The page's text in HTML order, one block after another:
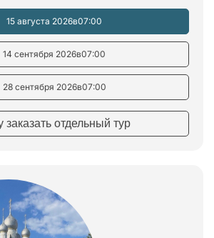
15 августа 2026в07:00
14 сентября 2026в07:00
28 сентября 2026в07:00
заказать отдельный тур